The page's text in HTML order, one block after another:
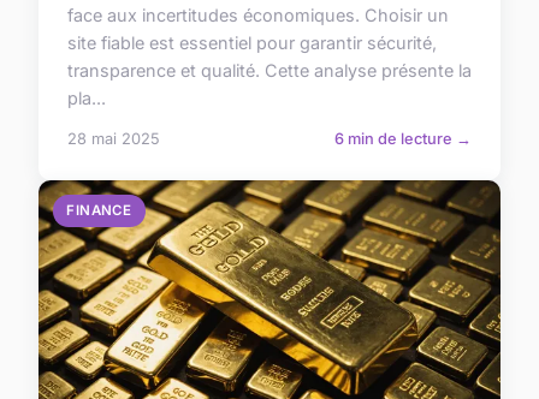
face aux incertitudes économiques. Choisir un
site fiable est essentiel pour garantir sécurité,
transparence et qualité. Cette analyse présente la
pla...
28 mai 2025 6 min de lecture →
FINANCE